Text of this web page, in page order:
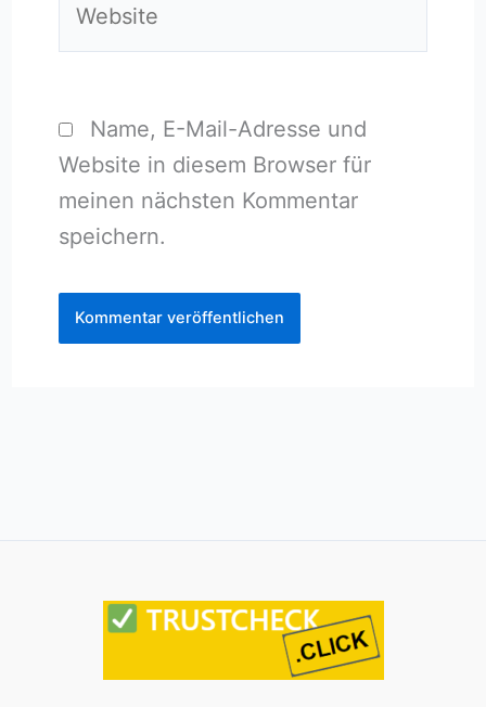
Name, E-Mail-Adresse und
Website in diesem Browser für
meinen nächsten Kommentar
speichern.